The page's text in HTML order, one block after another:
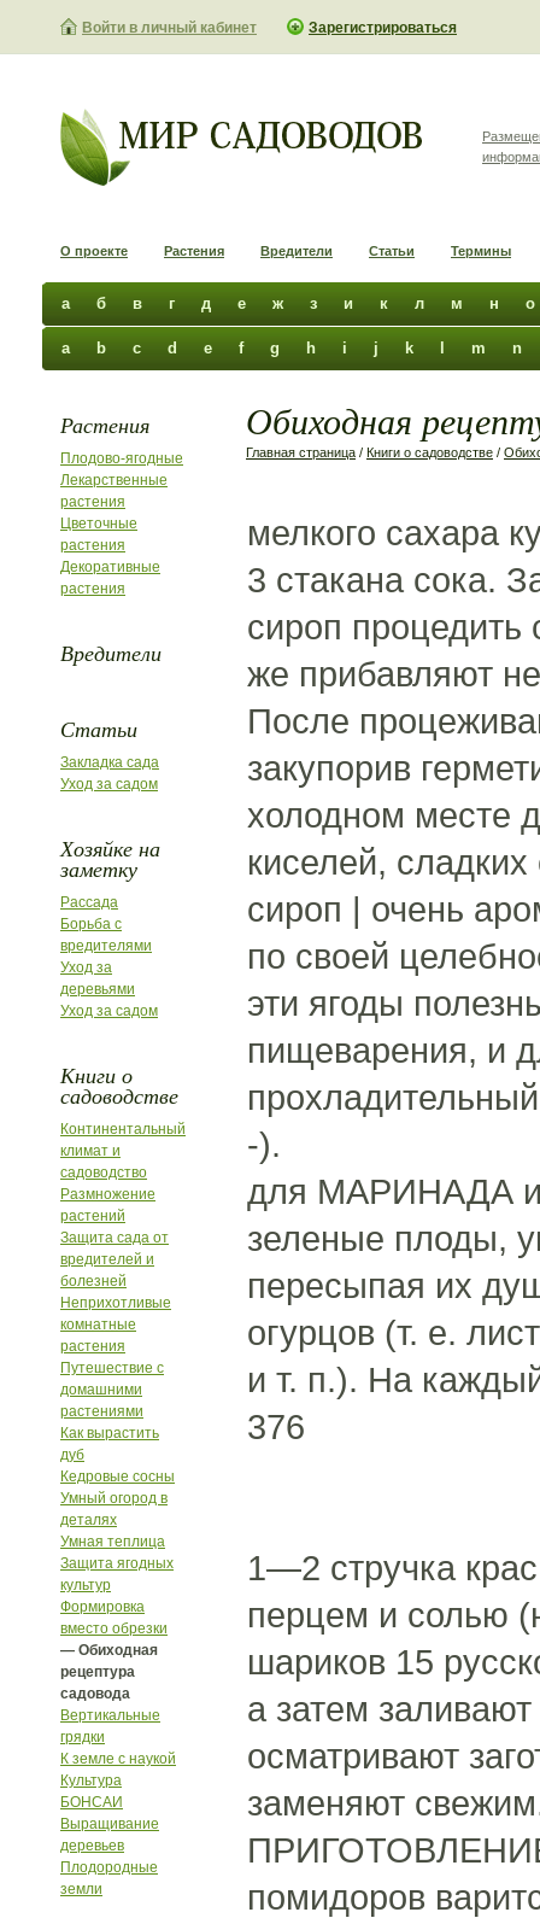
Войти в личный кабинет Зарегистрироваться
О проекте Растения Вредители Статьи Термины
а б в г д е ж з и к л м н о
a b c d e f g h i j k m n
Растения
Плодово-ягодные
Лекарственные
растения
Цветочные
растения
Декоративные
растения
Вредители
Статьи
Закладка сада
Уход за садом
Хозяйке на
заметку
Рассада
Борьба с
вредителями
Уход за
деревьями
Уход за садом
Книги о
садоводстве
Континентальный
климат и
садоводство
Размножение
растений
Защита сада от
вредителей и
болезней
Неприхотливые
комнатные
растения
Путешествие с
домашними
растениями
Как вырастить
дуб
Кедровые сосны
Умный огород в
деталях
Умная теплица
Защита ягодных
культур
Формировка
вместо обрезки
— Обиходная
рецептура
садовода
Вертикальные
грядки
К земле с наукой
Культура
БОНСАИ
Выращивание
деревьев
Плодородные
земли
Обиходная
Главная страница / Книги о садоводстве /
мелкого сахара
3 стакана сока.
сироп процедить
же прибавляют
После
закупорив
холодном месте
киселей,
сироп | очень
по своей
эти ягоды
пищеварения, и
-).
для МАРИНАДА
зеленые плоды,
пересыпая их
огурцов (т. е.
и т. п.). На
376
1—2 стручка
перцем и солью
шариков 15
а затем
осматривают
заменяют
помидоров